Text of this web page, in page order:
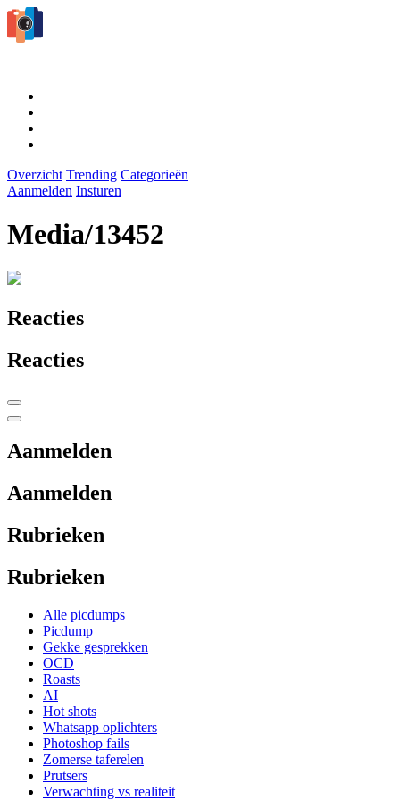
Overzicht Trending Categorieën
Aanmelden Insturen
Media/13452
Reacties
Reacties
Aanmelden
Aanmelden
Rubrieken
Rubrieken
Alle picdumps
Picdump
Gekke gesprekken
OCD
Roasts
AI
Hot shots
Whatsapp oplichters
Photoshop fails
Zomerse taferelen
Prutsers
Verwachting vs realiteit